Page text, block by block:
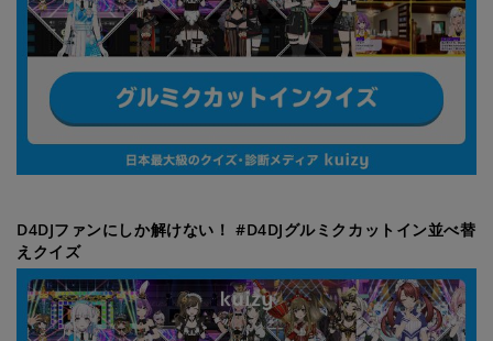
D4DJファンにしか解けない！ #D4DJグルミクカットイン並べ替
えクイズ